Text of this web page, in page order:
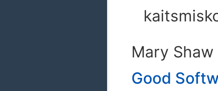
Mary
Good